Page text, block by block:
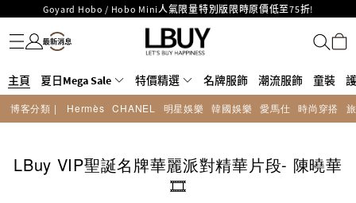
Goyard Hobo / Hobo Mini人氣限量特別版限時原價低至75折!
LBuy呈獻 - Hermès 及 Chanel 手袋及首飾原價低至6折，立即入手!
LBuy Nintendo Switch / Nintendo Switch 2 正規商品零售店登陸MOKO 4樓
重要通告：銀行轉帳及轉數快付款注意事項
購物滿HKD500即享免運費！
LBuy獲香港知識產權署頒發2026《正版正貨承諾》商標
名牌服飾
潮流服飾
童裝
護膚美妝
香水香薰
個人護理
母嬰護理
遊戲及精品玩具
文儀用品
家居生活
電子產品
美食
醫藥保健
運動與戶外用品
主頁 夏日Mega Sale 特價精選 名牌服飾 潮流服飾 童裝
博客分類 | Hermès CHANEL 明星娛樂 韓國娛樂 愛馬仕 時尚穿搭
LBuy VIP聖誕名牌華麗派對精華片段- 陳曉華
🎞️